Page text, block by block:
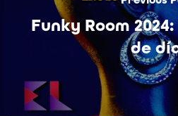
Funky Room
de